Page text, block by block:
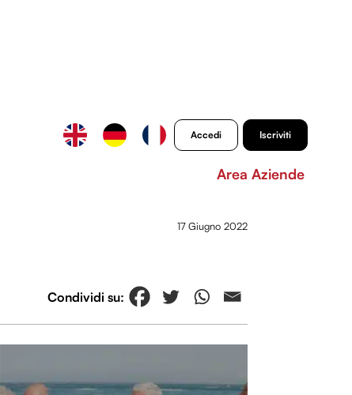
Accedi Iscriviti
Area Aziende
17 Giugno 2022